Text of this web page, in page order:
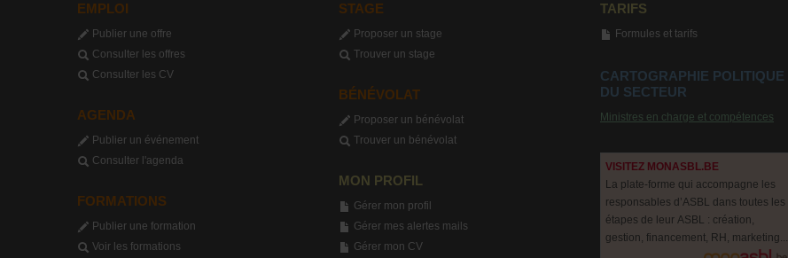
EMPLOI
Publier une offre
Consulter les offres
Consulter les CV
AGENDA
Publier un événement
Consulter l'agenda
FORMATIONS
Publier une formation
Voir les formations
STAGE
Proposer un stage
Trouver un stage
BÉNÉVOLAT
Proposer un bénévolat
Trouver un bénévolat
MON PROFIL
Gérer mon profil
Gérer mes alertes mails
Gérer mon CV
TARIFS
Formules et tarifs
CARTOGRAPHIE POLITIQUE
DU SECTEUR
Ministres en charge et compétences
VISITEZ MONASBL.BE
La plate-forme qui accompagne les
responsables d’ASBL dans toutes les
étapes de leur ASBL : création,
gestion, financement, RH, marketing...